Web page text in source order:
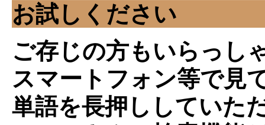
お試しください
ご存じの方もいらっし
スマートフォン等で見
単語を長押ししていた